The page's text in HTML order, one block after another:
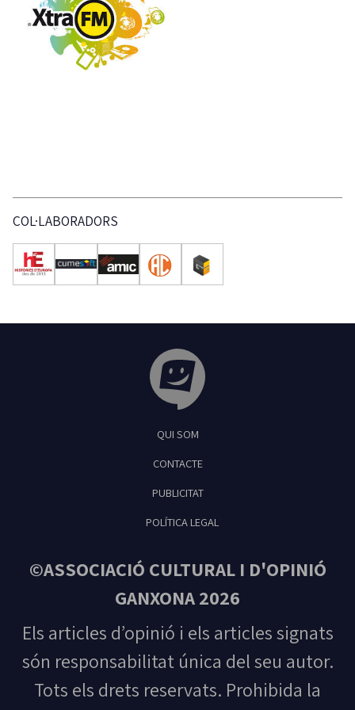
COL·LABORADORS
Feliu de Guíxols
QUI SOM
CONTACTE
PUBLICITAT
POLÍTICA LEGAL
©ASSOCIACIÓ CULTURAL I D'OPINIÓ
GANXONA 2026
Els articles d’opinió i els articles signats
són responsabilitat única del seu autor.
Tots els drets reservats. Prohibida la